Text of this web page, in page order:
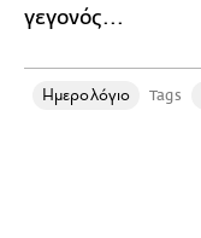
γεγονός...
Ημερολόγιο Tags